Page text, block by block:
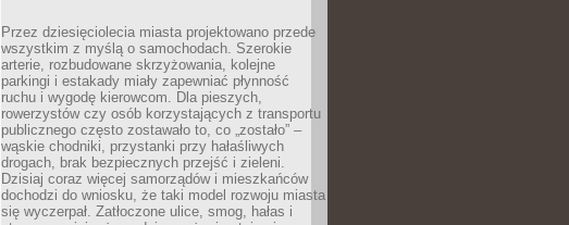
Przez dziesięciolecia miasta projektowano przede
wszystkim z myślą o samochodach. Szerokie
arterie, rozbudowane skrzyżowania, kolejne
parkingi i estakady miały zapewniać płynność
ruchu i wygodę kierowcom. Dla pieszych,
rowerzystów czy osób korzystających z transportu
publicznego często zostawało to, co „zostało” –
wąskie chodniki, przystanki przy hałaśliwych
drogach, brak bezpiecznych przejść i zieleni.
Dzisiaj coraz więcej samorządów i mieszkańców
dochodzi do wniosku, że taki model rozwoju miasta
się wyczerpał. Zatłoczone ulice, smog, hałas i